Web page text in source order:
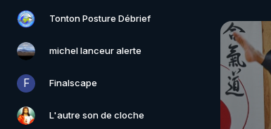
Tonton Posture Débrief
michel lanceur alerte
F Finalscape
L'autre son de cloche